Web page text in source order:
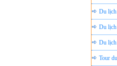
ghép lẻ
Du lịch
Du
Du
Tour